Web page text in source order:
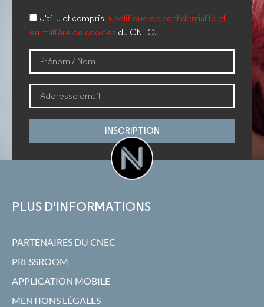
J'ai lu et compris la politique de confidentialité et
en matière de cookies du CNEC.
INSCRIPTION
PLUS D'INFORMATIONS
PARTENAIRES DU CNEC
PRESSROOM
APPLICATION MOBILE
MENTIONS LÉGALES